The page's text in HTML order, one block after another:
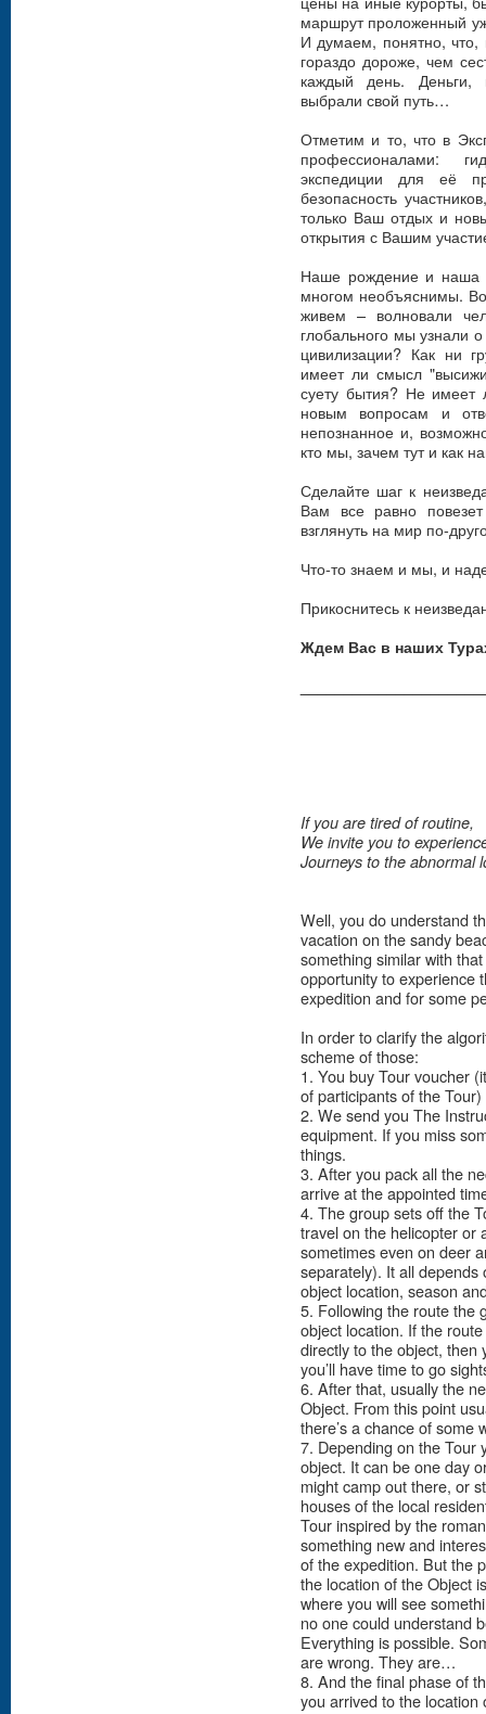
маршрут проложенный
И думаем, понятно, что,
гораздо дороже, чем
каждый день. Деньги,
выбрали свой путь…
Отметим и то, что в
профессионалами:
экспедиции для её
безопасность
только Ваш отдых и
открытия с Вашим
Наше рождение и наша
многом необъяснимы.
живем – волновали
глобального мы узнали
цивилизации? Как ни
имеет ли смысл
суету бытия? Не имеет
новым вопросам и
непознанное и,
кто мы, зачем тут и как
Сделайте шаг к
Вам все равно
взглянуть на мир по-
Что-то знаем и мы, и
Прикоснитесь к
Ждем Вас в наших
If you are tired of routine,
We invite you to
Journeys to the abnormal
Well, you do understand
vacation on the sandy
something similar with
opportunity to experience
expedition and for some
In order to clarify the
scheme of those:
1. You buy Tour voucher
of participants of the Tour)
2. We send you The
equipment. If you miss
things.
3. After you pack all the
arrive at the appointed
4. The group sets off the
travel on the helicopter or
sometimes even on deer
separately). It all
object location, season
5. Following the route the
object location. If the
directly to the object, then
you’ll have time to go
6. After that, usually the
Object. From this point
there’s a chance of some
7. Depending on the Tour
object. It can be one day
might camp out there, or
houses of the local
Tour inspired by the
something new and
of the expedition. But the
the location of the Object
where you will see
no one could understand
Everything is possible.
are wrong. They are…
8. And the final phase of
you arrived to the location